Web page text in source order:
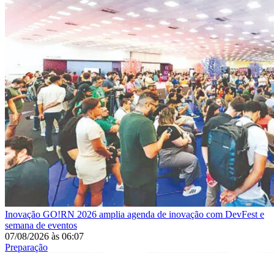
Inovação GO!RN 2026 amplia agenda de inovação com DevFest e
semana de eventos
07/08/2026 às 06:07
Preparação